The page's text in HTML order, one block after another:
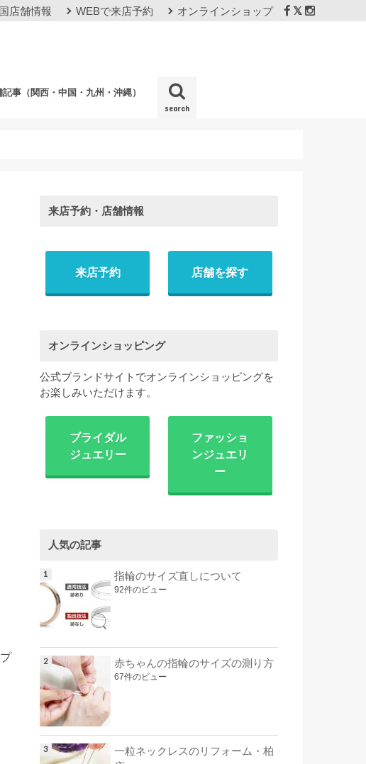
店舗情報 WEBで来店予約 オンラインショップ
search
記事（関西・中国・九州・沖縄）
来店予約・店舗情報
来店予約 店舗を探す
オンラインショッピング
公式ブランドサイトでオンラインショッピングを
お楽しみいただけます。
ブライダル
ジュエリー
ファッショ
ンジュエリ
ー
人気の記事
指輪のサイズ直しについて
92件のビュー
赤ちゃんの指輪のサイズの測り方
67件のビュー
一粒ネックレスのリフォーム・柏